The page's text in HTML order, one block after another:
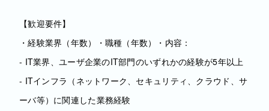
【歓迎要件】
・経験業界（年数）・職種（年数）・内容：
- IT業界、ユーザ企業のIT部門のいずれかの経験が5年以上
- ITインフラ（ネットワーク、セキュリティ、クラウド、サ
ーバ等）に関連した業務経験